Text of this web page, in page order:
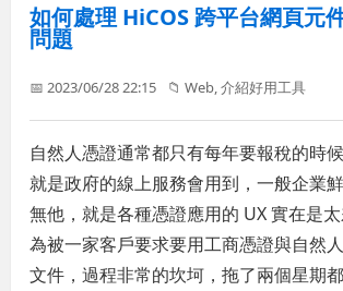
如何處理 HiCOS 跨平台網頁元
問題
📅 2023/06/28 22:15 📁Web ,介紹好用工具
自然人憑證通常都只有每年要報稅的時
就是政府的線上服務會用到，一般企業
無他，就是各種憑證應用的 UX 實在是
為被一家客戶要求要用工商憑證與自然
文件，過程非常的坎坷，拖了兩個星期